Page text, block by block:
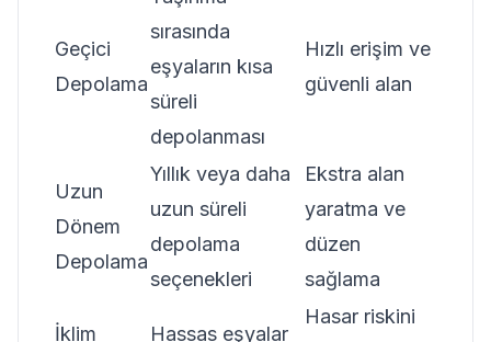
Geçici
Depolama
sırasında
eşyaların kısa
süreli
depolanması
Hızlı erişim ve
güvenli alan
Uzun
Dönem
Depolama
Yıllık veya daha
uzun süreli
depolama
seçenekleri
Ekstra alan
yaratma ve
düzen
sağlama
İklim
Hassas eşyalar
Hasar riskini